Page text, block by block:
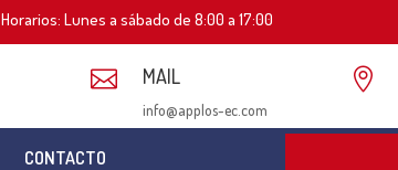
Horarios: Lunes a sábado de 8:00 a 17:00
 MAIL
info@applos-ec.com

CONTACTO